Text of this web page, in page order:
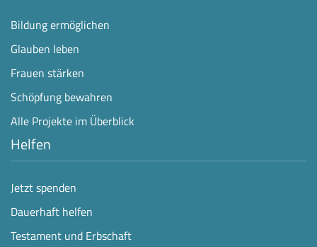
Bildung ermöglichen
Glauben leben
Frauen stärken
Schöpfung bewahren
Alle Projekte im Überblick
Helfen
Jetzt spenden
Dauerhaft helfen
Testament und Erbschaft